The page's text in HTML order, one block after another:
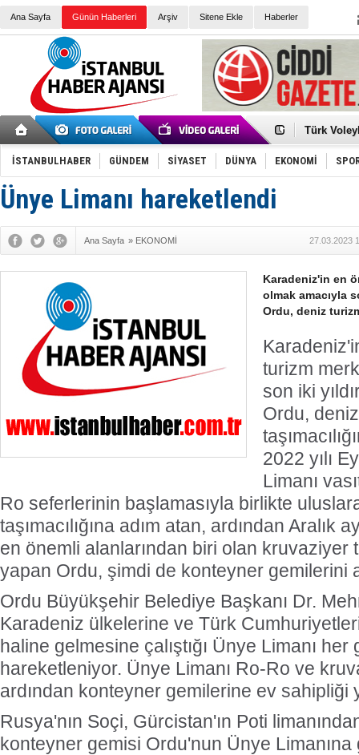
Ana Sayfa Günün Haberleri Arşiv Sitene Ekle Haberler
Elena
Türk
Töreninde
İkinci El
Guguk
Sneaker
Ankara
Erdoğan:
'Kurultay
İtalyan
İSTANBULHABER GÜNDEM SİYASET DÜNYA EKONOMİ
Ünye Limanı hareketlendi
Ana Sayfa » EKONOMİ 27.03.2023
Karadeniz'in en
olmak amacıyla
Ordu, deniz
turizm
son iki
Ordu,
2022 yılı
Limanı
Ro seferlerinin başlamasıyla birlikte
taşımacılığına adım atan, ardından Aralık
en önemli alanlarından biri olan kruvaziyer
yapan Ordu, şimdi de konteyner gemilerini
Ordu Büyükşehir Belediye Başkanı Dr.
Karadeniz ülkelerine ve Türk
haline gelmesine çalıştığı Ünye Limanı her
hareketleniyor. Ünye Limanı Ro-Ro ve
ardından konteyner gemilerine ev sahipliği
Rusya'nın Soçi, Gürcistan'ın Poti
konteyner gemisi Ordu'nun Ünye